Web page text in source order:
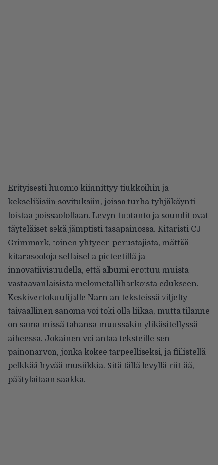
Erityisesti huomio kiinnittyy tiukkoihin ja
kekseliäisiin sovituksiin, joissa turha tyhjäkäynti
loistaa poissaolollaan. Levyn tuotanto ja soundit ovat
täyteläiset sekä jämptisti tasapainossa. Kitaristi CJ
Grimmark, toinen yhtyeen perustajista, mättää
kitarasooloja sellaisella pieteetillä ja
innovatiivisuudella, että albumi erottuu muista
vastaavanlaisista melometalliharkoista edukseen.
Keskivertokuulijalle Narnian teksteissä viljelty
taivaallinen sanoma voi toki olla liikaa, mutta tilanne
on sama missä tahansa muussakin ylikäsitellyssä
aiheessa. Jokainen voi antaa teksteille sen
painonarvon, jonka kokee tarpeelliseksi, ja fiilistellä
pelkkää hyvää musiikkia. Sitä tällä levyllä riittää,
päätylaitaan saakka.